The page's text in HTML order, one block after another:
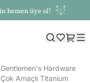
hemen üye ol!
Gentlemen's Hardware
Çok Amaçlı Titanium